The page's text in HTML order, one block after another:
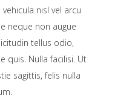
nisl vel arcu
neque non augue
tellus odio,
quis. Nulla facilisi. Ut
sagittis, felis nulla